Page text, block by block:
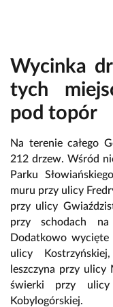
Wycinka
tych
pod topór
Na terenie całego
212 drzew. Wśród
Parku
muru przy ulicy
przy ulicy
przy schodach
Dodatkowo
ulicy
leszczyna przy
świerki przy
Kobylogórskiej.